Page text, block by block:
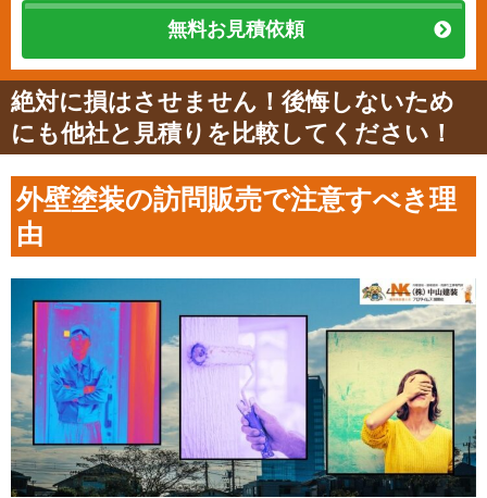
無料お見積依頼
絶対に損はさせません！後悔しないため
にも他社と見積りを比較してください！
外壁塗装の訪問販売で注意すべき理
由